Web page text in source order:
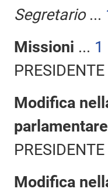
Segretario...
Missioni ... 1
Modifica
Modifica